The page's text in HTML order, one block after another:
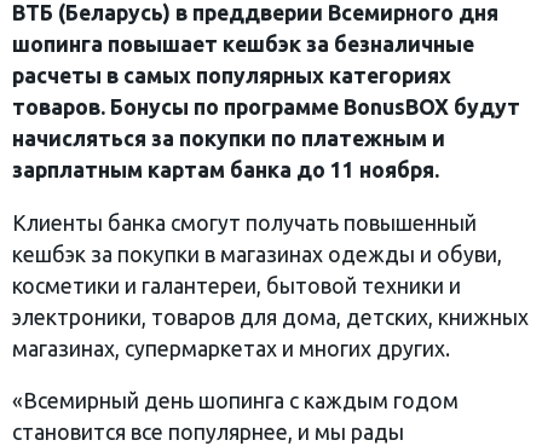
ВТБ (Беларусь) в преддверии Всемирного дня
шопинга повышает кешбэк за безналичные
расчеты в самых популярных категориях
товаров. Бонусы по программе BonusBOX будут
начисляться за покупки по платежным и
зарплатным картам банка до 11 ноября.
Клиенты банка смогут получать повышенный
кешбэк за покупки в магазинах одежды и обуви,
косметики и галантереи, бытовой техники и
электроники, товаров для дома, детских, книжных
магазинах, супермаркетах и многих других.
«Всемирный день шопинга с каждым годом
становится все популярнее, и мы рады